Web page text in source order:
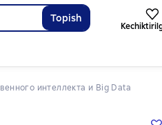
Topish
интеллекта и Big Data